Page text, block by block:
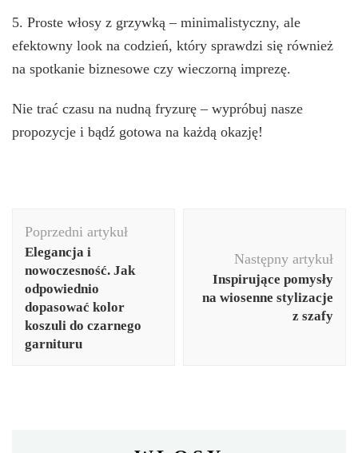
5. Proste włosy z grzywką – minimalistyczny, ale
efektowny look na codzień, który sprawdzi się również
na spotkanie biznesowe czy wieczorną imprezę.
Nie trać czasu na nudną fryzurę – wypróbuj nasze
propozycje i bądź gotowa na każdą okazję!
wpisu
Poprzedni artykuł
Elegancja i
nowoczesność. Jak
odpowiednio
dopasować kolor
koszuli do czarnego
garnituru
Następny artykuł
Inspirujące pomysły
na wiosenne stylizacje
z szafy